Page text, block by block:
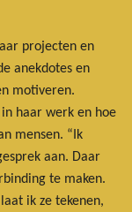
projecten en
anekdotes en
motiveren.
haar werk en hoe
mensen. “Ik
aan. Daar
te maken.
ik ze tekenen,